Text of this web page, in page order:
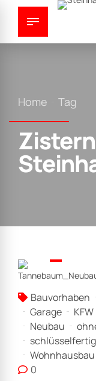
Home Tag
Bauvorhaben
Garage
Neubau
schlüsselfertig
Wohnhausbau
0